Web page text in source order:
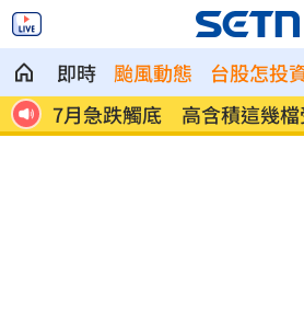
即時 颱風動態 台股怎投
7月急跌觸底 高含積這幾檔